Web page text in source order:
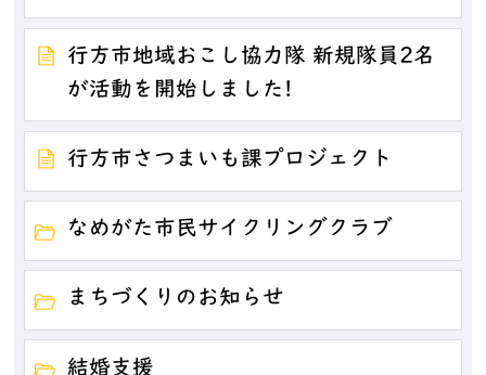
行方市地域おこし協力隊 新規隊員2名
が活動を開始しました!
行方市さつまいも課プロジェクト
なめがた市民サイクリングクラブ
まちづくりのお知らせ
結婚支援